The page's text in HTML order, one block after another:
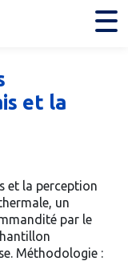
et la
et la perception
un
par le
Méthodologie :